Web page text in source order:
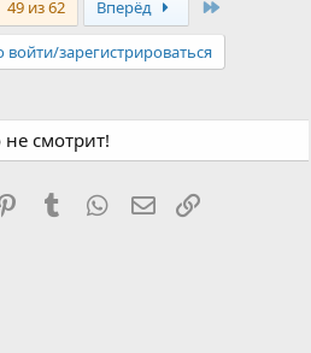
49 из 62 Вперёд
зарегистрироваться
не смотрит!
PinterestTumblr WhatsAppЭлектронная